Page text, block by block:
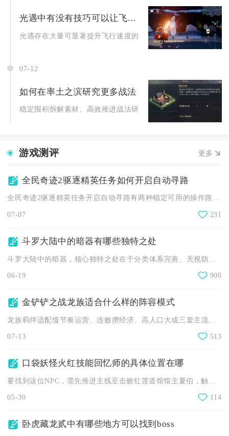
光遇中有没有技巧可以让飞行更快
光遇存在大量可显著提升飞行速度的实操技巧，从基础模式切
07-12
如何在率土之滨研究更多战法
稳定囤积拆解素材、高效推进战法研究进度、盘活闲置武将与
游戏测评 更多
全民奇迹2驱逐精英任务如何开启自动寻路
全民奇迹2驱逐精英任务开启自动寻路有两种稳定可用的操作路径，...
07-07 231
斗罗大陆中的暗器有哪些独特之处
06-19 900
金铲铲之战龙族适合什么样的阵容模式
07-13 513
口袋妖怪火红技能回忆师的具体位置在哪
05-30 114
卧虎藏龙贰中有哪些地方可以找到boss